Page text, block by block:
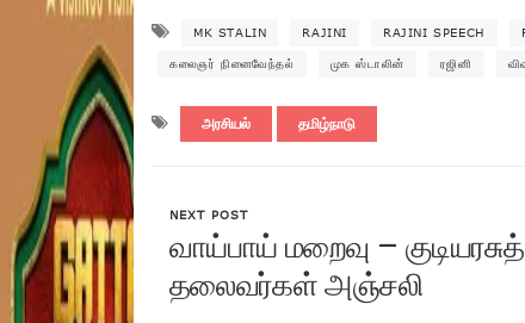
MK STALIN RAJINI RAJINI SPEECH
கலைஞர் நினைவேந்தல் முக ஸ்டாலின் ரஜினி
அரசியல் தமிழ்நாடு
NEXT POST
வாய்பாய் மறைவு –
தலைவர்கள் அஞ்சலி